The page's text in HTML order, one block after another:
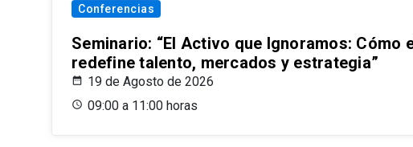
Conferencias
Seminario: “El Activo que Ignoramos: Cómo
redefine talento, mercados y estrategia”
19 de Agosto de 2026
09:00 a 11:00 horas